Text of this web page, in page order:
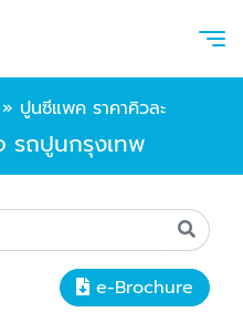
» ปูนซีแพค ราคาคิวละ
รถปูนกรุงเทพ
e-Brochure